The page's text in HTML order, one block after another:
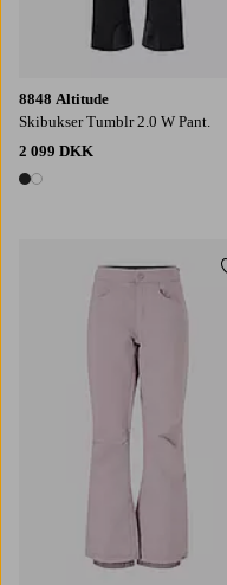
8848 Altitude
Skibukser Tumblr 2.0 W Pant.
2 099 DKK
2 farver